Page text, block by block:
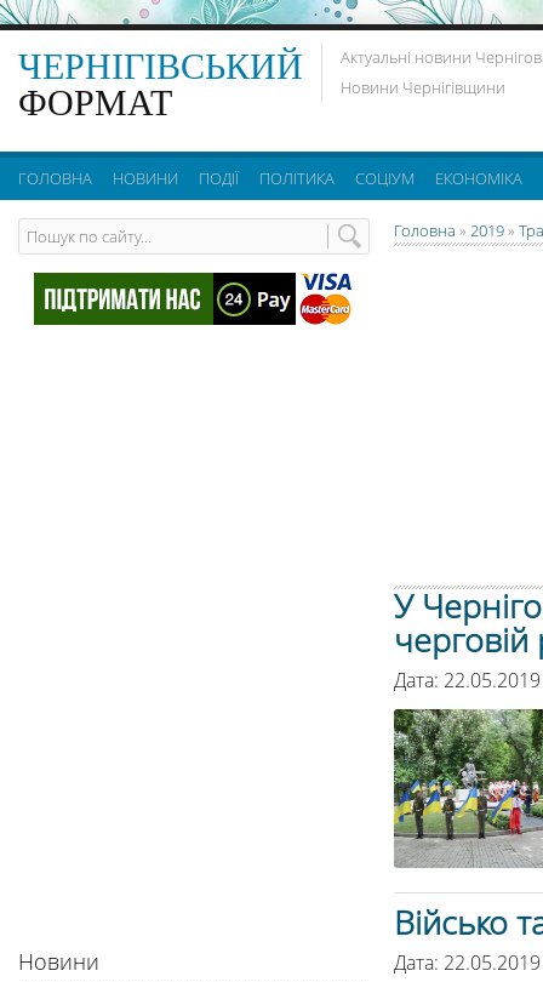
ЧЕРНІГІВСЬКИЙ
ФОРМАТ
Актуальні новини
Новини Чернігівщини
ГОЛОВНА НОВИНИ ПОДІЇ ПОЛІТИКА СОЦІУМ ЕКОНОМІКА
Головна » 2019»
У
Дата:
Військо
Дата:
Новини